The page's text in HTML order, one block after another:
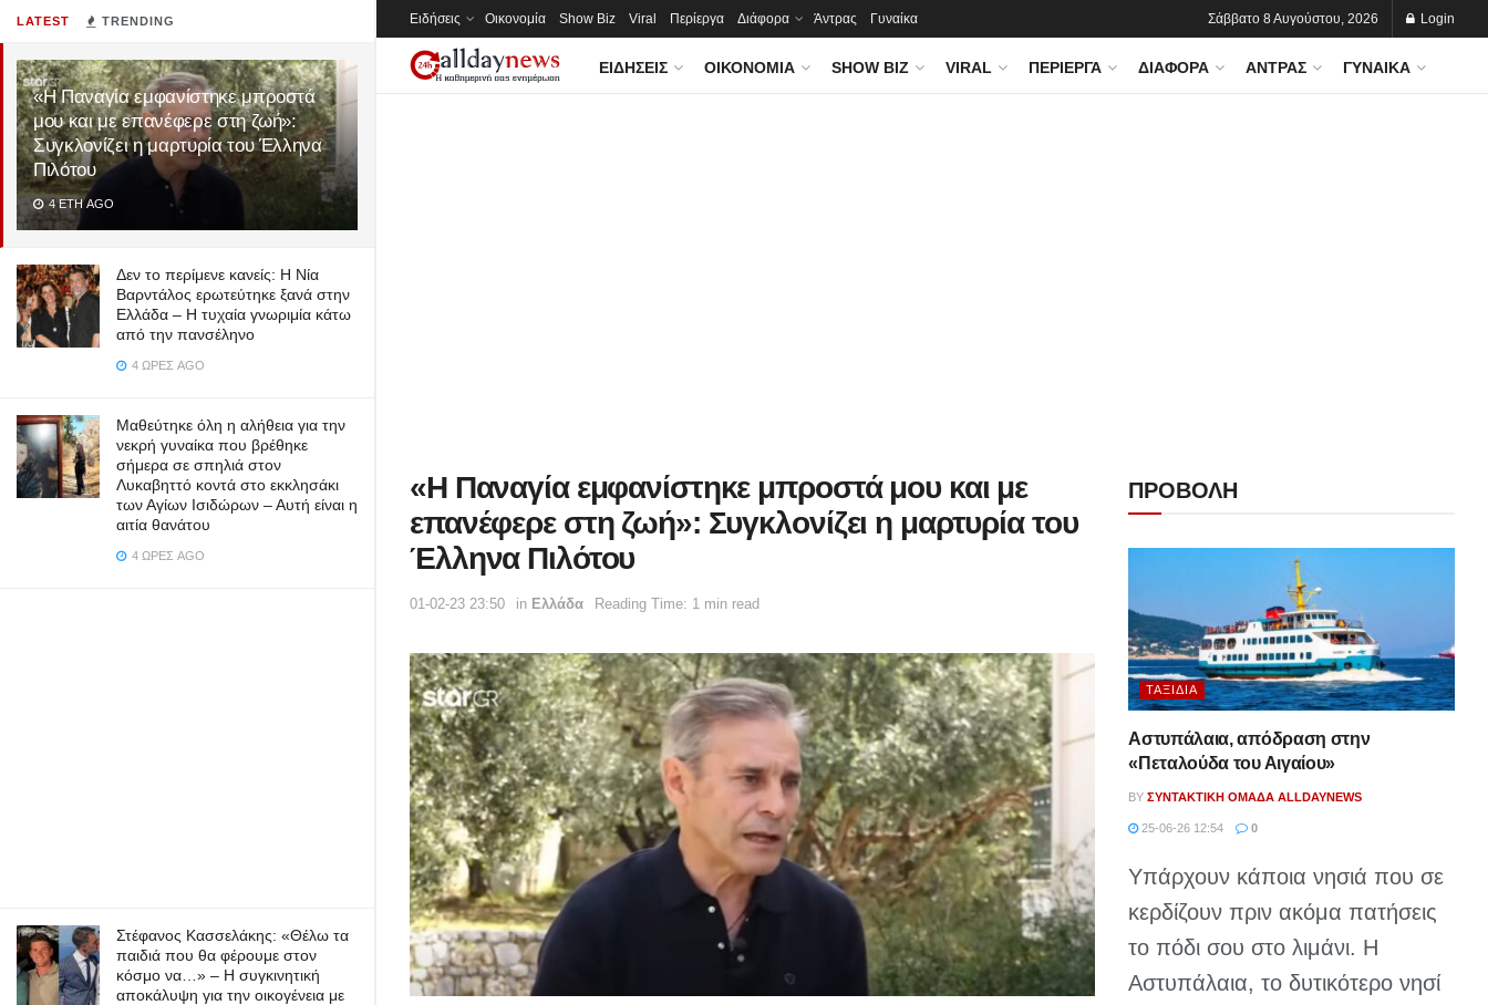
LATEST TRENDING
«Η Παναγία εμφανίστηκε μπροστά
μου και με επανέφερε στη ζωή»:
Συγκλονίζει η μαρτυρία του Έλληνα
Πιλότου
4 ΈΤΗ AGO
Δεν το περίμενε κανείς: Η Νία
Βαρντάλος ερωτεύτηκε ξανά στην
Ελλάδα – Η τυχαία γνωριμία κάτω
από την πανσέληνο
4 ΏΡΕΣ AGO
Μαθεύτηκε όλη η αλήθεια για την
νεκρή γυναίκα που βρέθηκε
σήμερα σε σπηλιά στον
Λυκαβηττό κοντά στο εκκλησάκι
των Αγίων Ισιδώρων – Αυτή είναι η
αιτία θανάτου
4 ΏΡΕΣ AGO
Στέφανος Κασσελάκης: «Θέλω τα
παιδιά που θα φέρουμε στον
κόσμο να…» – Η συγκινητική
αποκάλυψη για την οικογένεια με
Ειδήσεις Οικονομία Show Biz Viral Περίεργα Διάφορα Άντρας Γυναίκα Σάββατο 8 Αυγούστου, 2026 Login
ΕΙΔΉΣΕΙΣ ΟΙΚΟΝΟΜΊΑ SHOW BIZ VIRAL ΠΕΡΊΕΡΓΑ ΔΙΆΦΟΡΑ ΆΝΤΡΑΣ ΓΥΝΑΊΚΑ
«Η Παναγία εμφανίστηκε μπροστά μου και με
επανέφερε στη ζωή»: Συγκλονίζει η μαρτυρία του
Έλληνα Πιλότου
01-02-23 23:50 in Ελλάδα Reading Time: 1 min read
ΠΡΟΒΟΛΗ
ΤΑΞΊΔΙΑ
Αστυπάλαια, απόδραση στην
«Πεταλούδα του Αιγαίου»
BY ΣΥΝΤΑΚΤΙΚΉ ΟΜΆΔΑ ALLDAYNEWS
25-06-26 12:54 0
Υπάρχουν κάποια νησιά που σε
κερδίζουν πριν ακόμα πατήσεις
το πόδι σου στο λιμάνι. Η
Αστυπάλαια, το δυτικότερο νησί